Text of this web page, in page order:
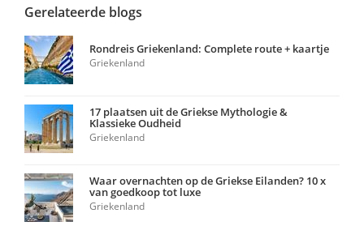
Gerelateerde blogs
Rondreis Griekenland: Complete route + kaartje
Griekenland
17 plaatsen uit de Griekse Mythologie &
Klassieke Oudheid
Griekenland
Waar overnachten op de Griekse Eilanden? 10 x
van goedkoop tot luxe
Griekenland